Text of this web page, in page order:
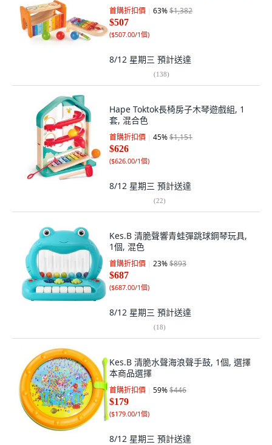
首購折扣價 63%$1,382
$507
($507.00/1個)
8/12 星期三 預計送達
(138)
Hape Toktok長椅房子木琴遊戲組, 1
套, 混合色
首購折扣價 45%$1,151
$626
($626.00/1個)
8/12 星期三 預計送達
(22)
Kes.B 清脆聲響青蛙彈跳球鋼琴玩具,
1個, 混色
首購折扣價 23%$893
$687
($687.00/1個)
8/12 星期三 預計送達
(18)
Kes.B 清脆水聲海浪聲手鼓, 1個, 選擇
本商品選擇
首購折扣價 59%$446
$179
($179.00/1個)
8/12 星期三 預計送達